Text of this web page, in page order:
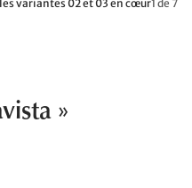
variantes 02 et 03 en cœur1 de 7
»